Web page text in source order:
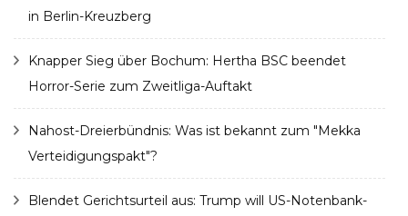
in Berlin-Kreuzberg
Knapper Sieg über Bochum: Hertha BSC beendet
Horror-Serie zum Zweitliga-Auftakt
Nahost-Dreierbündnis: Was ist bekannt zum "Mekka
Verteidigungspakt"?
Blendet Gerichtsurteil aus: Trump will US-Notenbank-